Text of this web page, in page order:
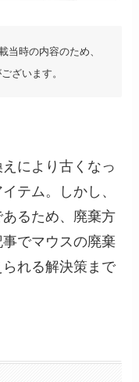
時の内容のため、
ざいます。
により古くなっ
テム。しかし、
るため、廃棄方
でマウスの廃棄
れる解決策まで